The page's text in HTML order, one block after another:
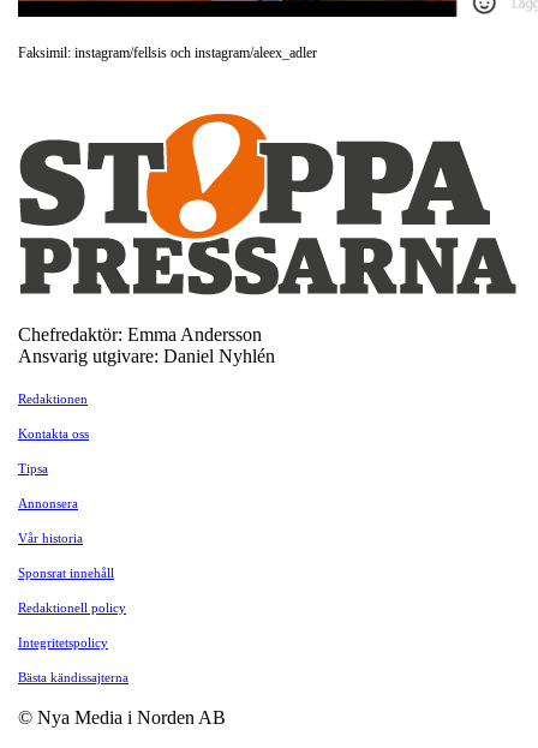
Faksimil: instagram/fellsis och instagram/aleex_adler
Chefredaktör: Emma Andersson
Ansvarig utgivare: Daniel Nyhlén
Redaktionen
Kontakta oss
Tipsa
Annonsera
Vår historia
Sponsrat innehåll
Redaktionell policy
Integritetspolicy
Bästa kändissajterna
© Nya Media i Norden AB